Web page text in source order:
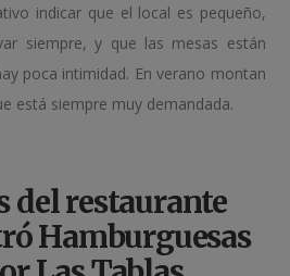
indicar que el local es pequeño,
siempre, y que las mesas están
poca intimidad. En verano montan
está siempre muy demandada.
del restaurante
Hamburguesas